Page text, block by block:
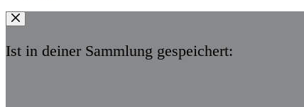
Ist in deiner Sammlung gespeichert: